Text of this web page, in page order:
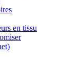
en tissu